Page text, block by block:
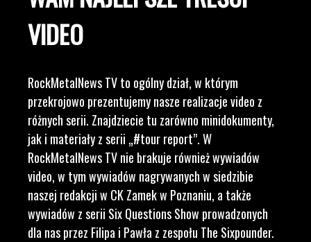
VIDEO
RockMetalNews TV to ogólny dział, w którym
przekrojowo prezentujemy nasze realizacje video z
różnych serii. Znajdziecie tu zarówno minidokumenty,
jak i materiały z serii „#tour report”. W
RockMetalNews TV nie brakuje również wywiadów
video, w tym wywiadów nagrywanych w siedzibie
naszej redakcji w CK Zamek w Poznaniu, a także
wywiadów z serii Six Questions Show prowadzonych
dla nas przez Filipa i Pawła z zespołu The Sixpounder.